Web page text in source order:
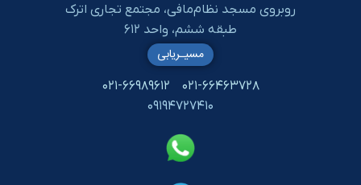
روبروی مسجد نظام‌مافی، مجتمع تجاری اترک
طبقه ششم، واحد ۶۱۲
۰۲۱-۶۶۴۶۳۷۲۸
۰۲۱-۶۶۹۸۹۶۱۲
۰۹۱۹۴۷۲۷۴۱۰
مسیـریابی